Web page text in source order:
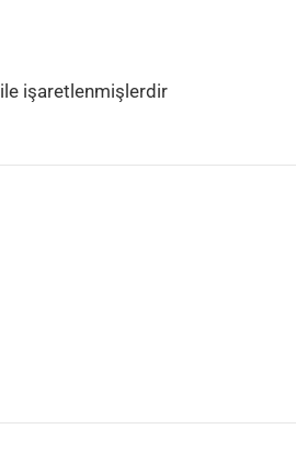
ile işaretlenmişlerdir